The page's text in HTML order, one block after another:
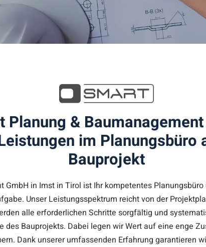
Planung &
im Planungsbüro
Bauprojekt
GmbH in Imst in Tirol ist Ihr kompetentes
Unser Leistungsspektrum reicht von der
alle erforderlichen Schritte sorgfältig und
des Bauprojekts. Dabei legen wir Wert auf eine enge
Dank unserer umfassenden Erfahrung garantieren